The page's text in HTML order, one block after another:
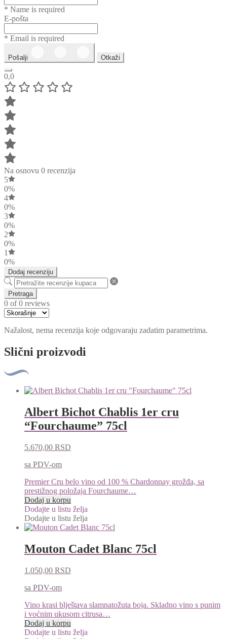
* Name is required
E-pošta
* Email is required
Pošalji Otkaži
0,0
Na osnovu 0 recenzija
5
0%
4
0%
3
0%
2
0%
1
0%
Dodaj recenziju
Pretraga
0 of 0 reviews
Nažalost, nema recenzija koje odgovaraju zadatim parametrima.
Slični proizvodi
Albert Bichot Chablis 1er cru
“Fourchaume” 75cl
5.670,00 RSD
sa PDV-om
Premier Cru belo vino od 100 % Chardonnay grožđa, sa
prestižnog položaja Fourchaume…
Dodaj u korpu
Dodajte u listu želja
Dodajte u listu želja
Mouton Cadet Blanc 75cl
1.050,00 RSD
sa PDV-om
Vino krasi blještava slamnatožuta boja. Skladno vino s punim
i voćnim ukusom citrusa…
Dodaj u korpu
Dodajte u listu želja